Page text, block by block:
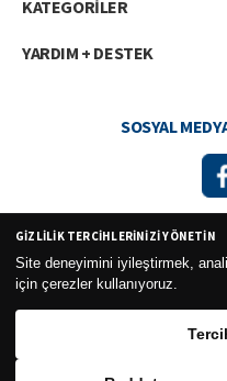
KATEGORİLER
YARDIM + DESTEK
SOSYAL
Curesel Turizm
GIZLILIK TERCIHLERINIZI YÖNETIN
Site deneyimini iyileştirmek,
için çerezler kullanıyoruz.